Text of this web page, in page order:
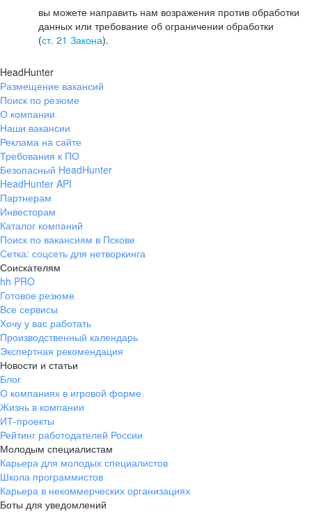
вы можете направить нам возражения против обработки
данных или требование об ограничении обработки
(ст. 21 Закона).
HeadHunter
Размещение вакансий
Поиск по резюме
О компании
Наши вакансии
Реклама на сайте
Требования к ПО
Безопасный HeadHunter
HeadHunter API
Партнерам
Инвесторам
Каталог компаний
Поиск по вакансиям в Пскове
Сетка: соцсеть для нетворкинга
Соискателям
hh PRO
Готовое резюме
Все сервисы
Хочу у вас работать
Производственный календарь
Экспертная рекомендация
Новости и статьи
Блог
О компаниях в игровой форме
Жизнь в компании
ИТ-проекты
Рейтинг работодателей России
Молодым специалистам
Карьера для молодых специалистов
Школа программистов
Карьера в некоммерческих организациях
Боты для уведомлений